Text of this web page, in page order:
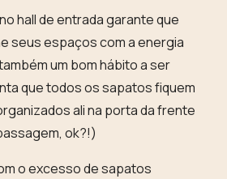
hall de entradagarante que
seus espaços com a energia
um bom hábito a ser
que todos os sapatos fiquem
ali na porta da frente
ok?!)
o excesso de sapatos